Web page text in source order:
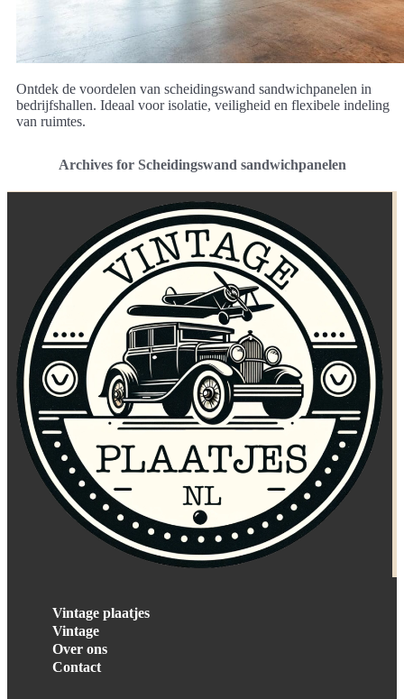
Ontdek de voordelen van scheidingswand sandwichpanelen in
bedrijfshallen. Ideaal voor isolatie, veiligheid en flexibele indeling
van ruimtes.
Archives for Scheidingswand sandwichpanelen
Vintage plaatjes
Vintage
Over ons
Contact